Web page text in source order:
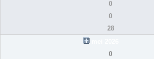
0
0
28
0